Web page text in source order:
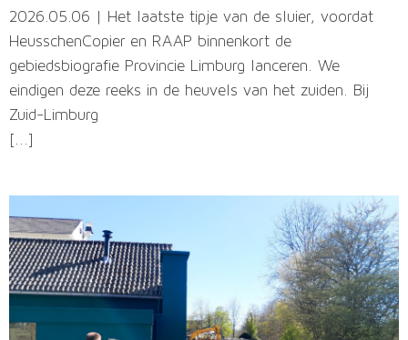
2026.05.06 | Het laatste tipje van de sluier, voordat
HeusschenCopier en RAAP binnenkort de
gebiedsbiografie Provincie Limburg lanceren. We
eindigen deze reeks in de heuvels van het zuiden. Bij
Zuid-Limburg
[...]